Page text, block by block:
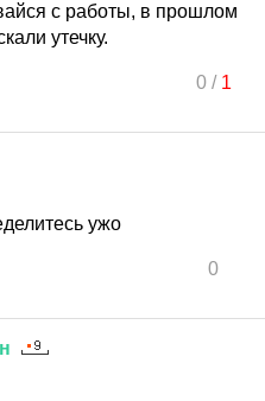
с работы, в прошлом
утечку.
0/ 1
ужо
0